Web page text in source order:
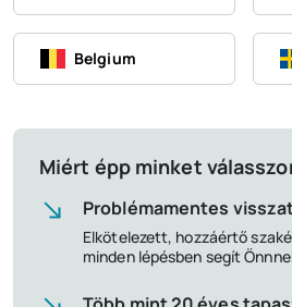
Belgium
Miért épp minket
Problémamentes
Elkötelezett, hozzáértő
minden lépésben segít